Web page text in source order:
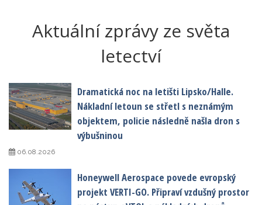
Aktuální zprávy ze světa
letectví
Dramatická noc na letišti Lipsko/Halle.
Nákladní letoun se střetl s neznámým
objektem, policie následně našla dron s
výbušninou
06.08.2026
Honeywell Aerospace povede evropský
projekt VERTI-GO. Připraví vzdušný prostor